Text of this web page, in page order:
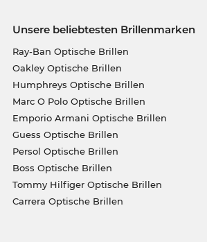
Unsere beliebtesten Brillenmarken
Ray-Ban Optische Brillen
Oakley Optische Brillen
Humphreys Optische Brillen
Marc O Polo Optische Brillen
Emporio Armani Optische Brillen
Guess Optische Brillen
Persol Optische Brillen
Boss Optische Brillen
Tommy Hilfiger Optische Brillen
Carrera Optische Brillen